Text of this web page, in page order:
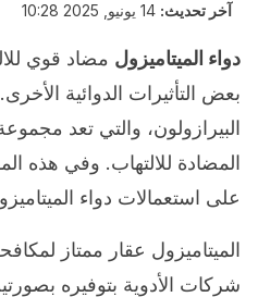
آخر تحديث: 14 يونيو, 2025 10:28
دواء الميتاميزول مضاد قوي
بعض التأثيرات الدوائية
البيرازولون، والتي تعد
المضادة للالتهاب. وفي هذه
على استعمالات دواء
الميتاميزول عقار ممتاز
شركات الأدوية بتوفيره